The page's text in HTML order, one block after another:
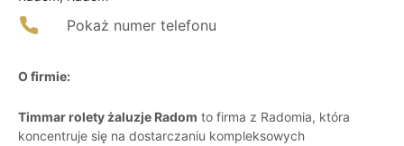
Pokaż numer telefonu
O firmie:
Timmar rolety żaluzje Radom to firma z Radomia, która
koncentruje się na dostarczaniu kompleksowych